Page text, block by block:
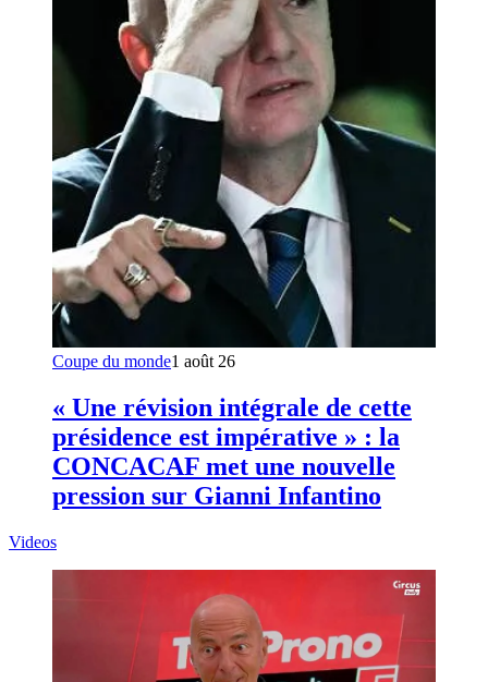
Coupe du monde1 août 26
« Une révision intégrale de cette
présidence est impérative » : la
CONCACAF met une nouvelle
pression sur Gianni Infantino
Videos